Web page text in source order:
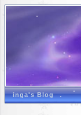
inga's Blog